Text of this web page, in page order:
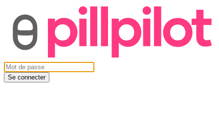
Se connecter